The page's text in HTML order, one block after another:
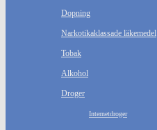
Dopning
Narkotikaklassade läkemedel
Tobak
Alkohol
Droger
Internetdroger